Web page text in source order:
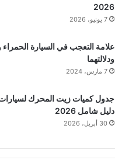
2026
7 يونيو، 2026
علامة التعجب في السيارة الحمراء
ودلالتهما
7 مارس، 2024
جدول كميات زيت المحرك
دليل شامل 2026
30 أبريل، 2026